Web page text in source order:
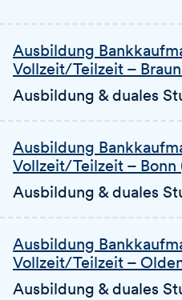
Ausbildung
Vollzeit/Teilzeit –
Ausbildung & duales
Ausbildung
Vollzeit/Teilzeit – Bonn
Ausbildung & duales
Ausbildung
Vollzeit/Teilzeit –
Ausbildung & duales